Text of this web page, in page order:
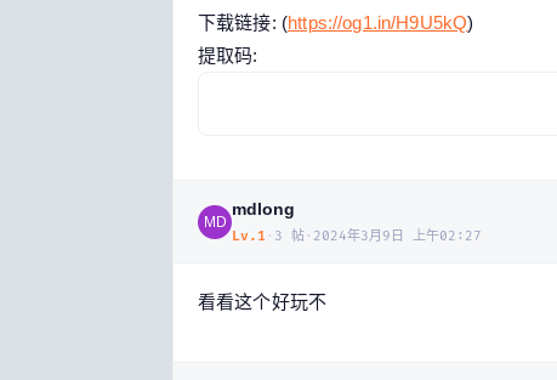
下载链接: (https://og1.in/H9U5kQ)
提取码:
MD
mdlong
Lv. 1 · 3 帖 · 2024年3月9日 上午02:27
看看这个好玩不